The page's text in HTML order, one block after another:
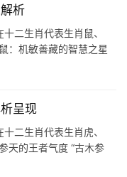
析
二生肖代表生肖鼠、
：机敏善藏的智慧之星
少成多，民间更有“仓
呈现
二生肖代表生肖虎、
天的王者气度 “古木参